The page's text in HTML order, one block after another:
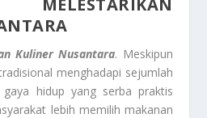
Kuliner Nusantara. Meskipun
menghadapi sejumlah
gaya hidup yang serba praktis
lebih memilih makanan